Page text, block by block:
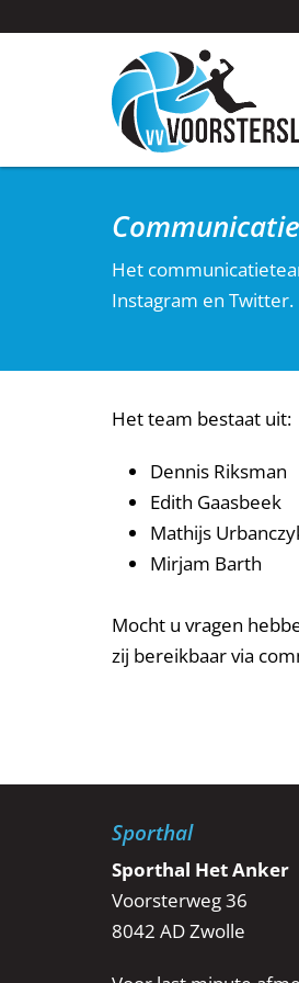
Het
Instagram en Twitter.
Het team bestaat uit:
Dennis Riksman
Edith Gaasbeek
Mathijs
Mirjam Barth
Mocht u vragen
zij bereikbaar via
Sporthal
Sporthal Het Anker
Voorsterweg 36
8042 AD Zwolle